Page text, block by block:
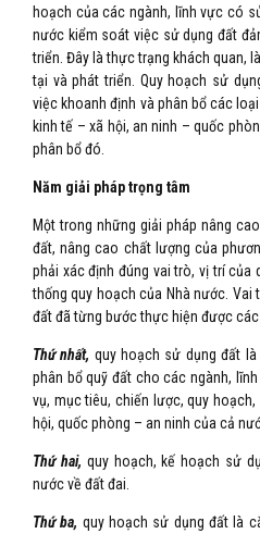
hoạch của các ngành, lĩnh vực có
nước kiểm soát việc sử dụng đất
triển. Đây là thực trạng khách quan,
tại và phát triển. Quy hoạch sử
việc khoanh định và phân bổ các
kinh tế – xã hội, an ninh – quốc
phân bổ đó.
Năm giải pháp trọng tâm
Một trong những giải pháp nâng
đất, nâng cao chất lượng của
phải xác định đúng vai trò, vị trí của
thống quy hoạch của Nhà nước.
đất đã từng bước thực hiện được
Thứ nhất, quy hoạch sử dụng đất
phân bổ quỹ đất cho các ngành,
vụ, mục tiêu, chiến lược, quy
hội, quốc phòng – an ninh của cả
Thứ hai, quy hoạch, kế hoạch sử
nước về đất đai.
Thứ ba, quy hoạch sử dụng đất là